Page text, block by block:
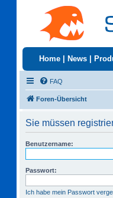
Home News
FAQ
Foren-Übersicht
Sie müssen
Benutzername:
Passwort:
Ich habe mein Passwort